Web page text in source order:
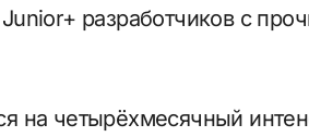
разработчиков с
на четырёхмесячный